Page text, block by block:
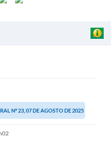
Nº 23, 07 DE AGOSTO DE 2025